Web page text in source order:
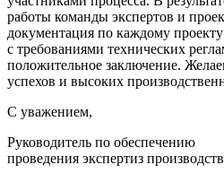
работы команды экспертов и
документация по каждому
с требованиями технических
положительное заключение.
успехов и высоких
С уважением,
Руководитель по обеспечению
проведения экспертиз